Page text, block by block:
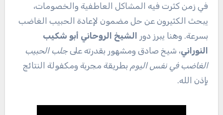
في زمن كثرت فيه المشاكل العاطفية والخصومات،
يبحث الكثيرون عن حل مضمون لإعادة الحبيب الغاضب
بسرعة. وهنا يبرز دور الشيخ الروحاني أبو شكيب
النوراني، شيخ صادق ومشهور بقدرته على جلب الحبيب
الغاضب في نفس اليوم بطريقة مجربة ومكفولة النتائج
بإذن الله.